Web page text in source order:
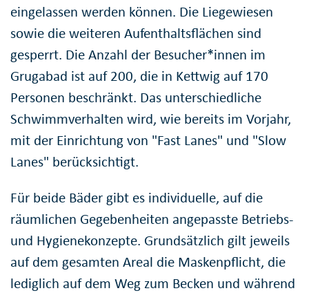
eingelassen werden können. Die Liegewiesen
sowie die weiteren Aufenthaltsflächen sind
gesperrt. Die Anzahl der Besucher*innen im
Grugabad ist auf 200, die in Kettwig auf 170
Personen beschränkt. Das unterschiedliche
Schwimmverhalten wird, wie bereits im Vorjahr,
mit der Einrichtung von "Fast Lanes" und "Slow
Lanes" berücksichtigt.
Für beide Bäder gibt es individuelle, auf die
räumlichen Gegebenheiten angepasste Betriebs-
und Hygienekonzepte. Grundsätzlich gilt jeweils
auf dem gesamten Areal die Maskenpflicht, die
lediglich auf dem Weg zum Becken und während